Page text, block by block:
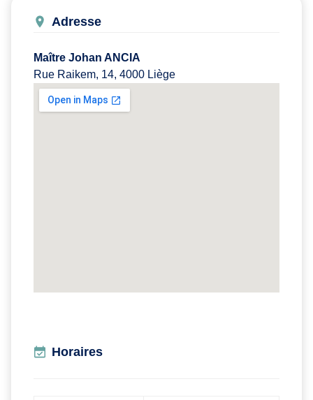
Adresse
Maître Johan ANCIA
Rue Raikem, 14, 4000 Liège
Horaires